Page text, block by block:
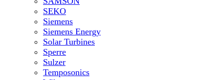
SEKO
Siemens
Siemens Energy
Solar Turbines
Sperre
Sulzer
Temposonics